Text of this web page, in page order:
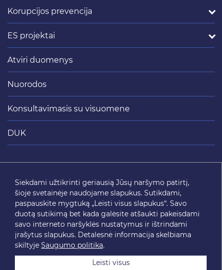
Korupcijos prevencija
ES projektai
Atviri duomenys
Nuorodos
Konsultavimasis su visuomene
DUK
SEKITE MUS
Siekdami užtikrinti geriausią Jūsų naršymo patirtį,
šioje svetainėje naudojame slapukus. Sutikdami,
paspauskite mygtuką „Leisti visus slapukus“. Savo
duotą sutikimą bet kada galėsite atšaukti pakeisdami
savo interneto naršyklės nustatymus ir ištrindami
įrašytus slapukus. Detalesnė informacija skelbiama
skiltyje Saugumo politika.
Leisti visus